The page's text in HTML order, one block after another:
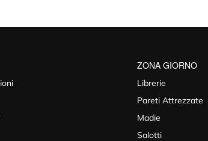
ZONA GIORNO
Librerie
Pareti Attrezzate
Madie
Salotti